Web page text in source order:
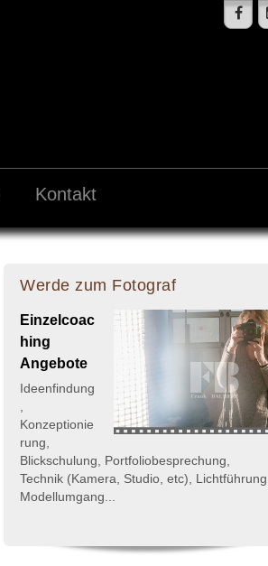
Kontakt
Werde zum Fotograf
Einzelcoac
hing
Angebote
Ideenfindung
,
Konzeptionie
rung,
Blickschulung, Portfoliobesprechung,
Technik (Kamera, Studio, etc),
Modellumgang...